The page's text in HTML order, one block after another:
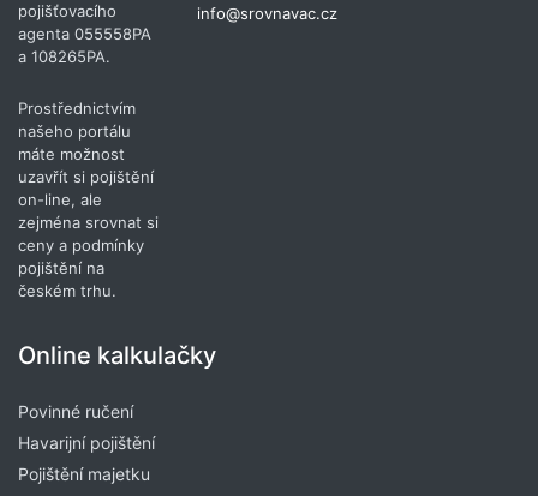
pojišťovacího
agenta 055558PA
a 108265PA.
Prostřednictvím
našeho portálu
máte možnost
uzavřít si pojištění
on-line, ale
zejména srovnat si
ceny a podmínky
pojištění na
českém trhu.
Online kalkulačky
Povinné ručení
Havarijní pojištění
Pojištění majetku
info@srovnavac.cz